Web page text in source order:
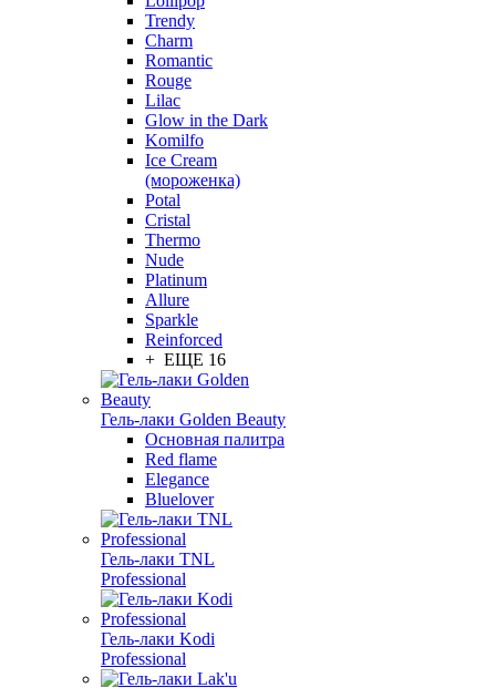
Trendy
Charm
Romantic
Rouge
Lilac
Glow in the Dark
Komilfo
Ice Cream
(мороженка)
Potal
Cristal
Thermo
Nude
Platinum
Allure
Sparkle
Reinforced
+ ЕЩЕ 16
Гель-лаки Golden Beauty
Основная палитра
Red flame
Elegance
Bluelover
Гель-лаки TNL
Professional
Гель-лаки Kodi
Professional